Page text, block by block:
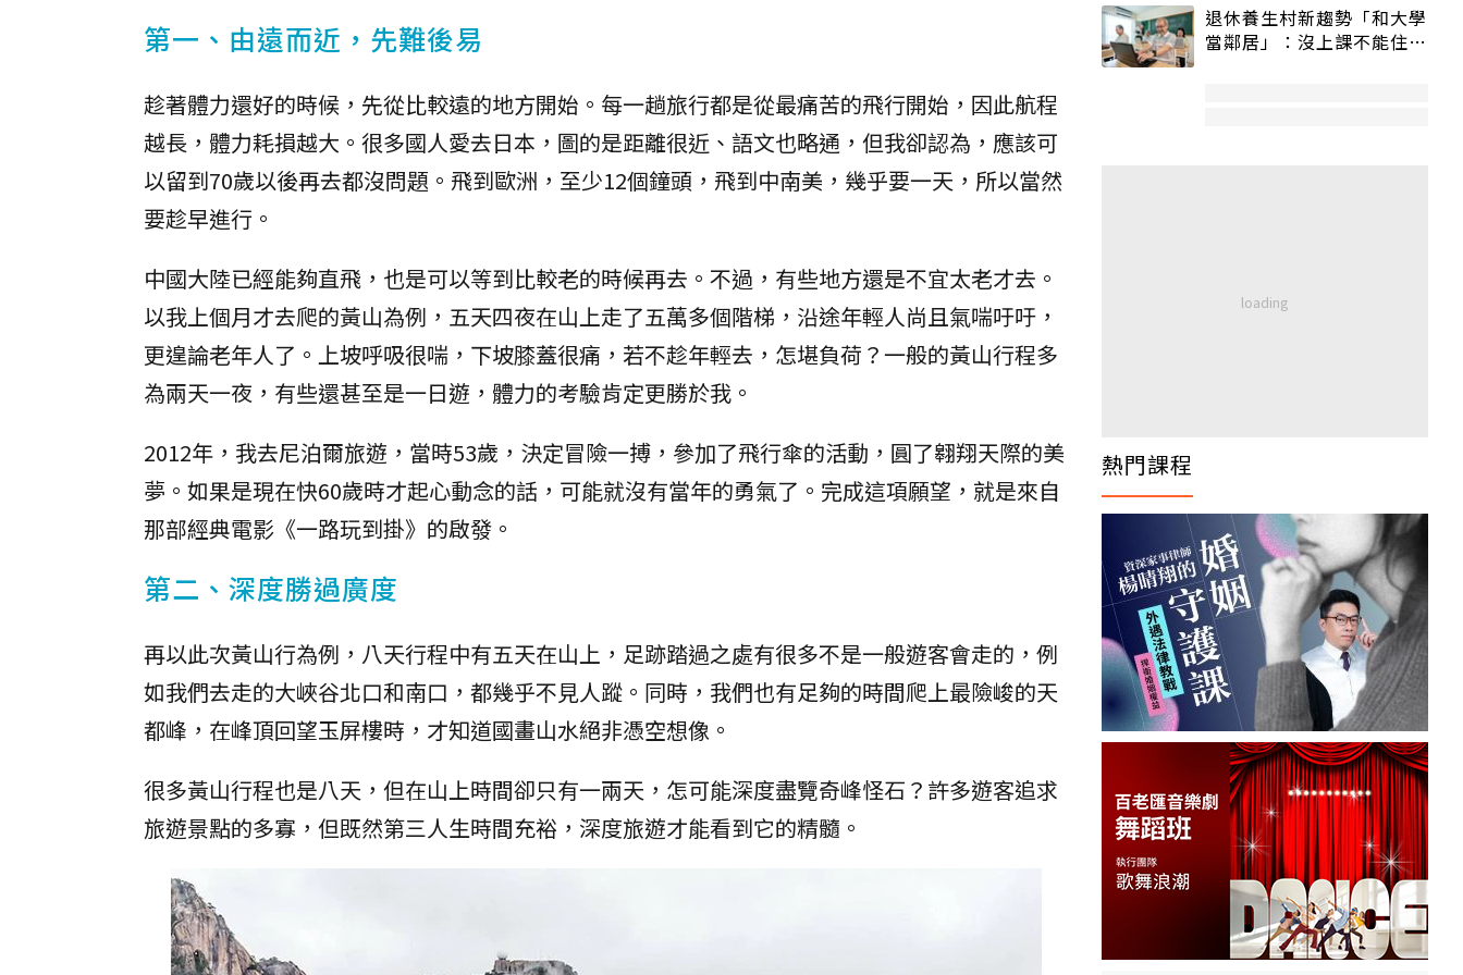
第一、由遠而近，先難後易
趁著體力還好的時候，先從比較遠的地方開始。每一趟旅行都是從最痛苦的飛行開始，因此航程
越長，體力耗損越大。很多國人愛去日本，圖的是距離很近、語文也略通，但我卻認為，應該可
以留到70歲以後再去都沒問題。飛到歐洲，至少12個鐘頭，飛到中南美，幾乎要一天，所以當然
要趁早進行。
中國大陸已經能夠直飛，也是可以等到比較老的時候再去。不過，有些地方還是不宜太老才去。
以我上個月才去爬的黃山為例，五天四夜在山上走了五萬多個階梯，沿途年輕人尚且氣喘吁吁，
更遑論老年人了。上坡呼吸很喘，下坡膝蓋很痛，若不趁年輕去，怎堪負荷？一般的黃山行程多
為兩天一夜，有些還甚至是一日遊，體力的考驗肯定更勝於我。
2012年，我去尼泊爾旅遊，當時53歲，決定冒險一搏，參加了飛行傘的活動，圓了翱翔天際的美
夢。如果是現在快60歲時才起心動念的話，可能就沒有當年的勇氣了。完成這項願望，就是來自
那部經典電影《一路玩到掛》的啟發。
第二、深度勝過廣度
再以此次黃山行為例，八天行程中有五天在山上，足跡踏過之處有很多不是一般遊客會走的，例
如我們去走的大峽谷北口和南口，都幾乎不見人蹤。同時，我們也有足夠的時間爬上最險峻的天
都峰，在峰頂回望玉屏樓時，才知道國畫山水絕非憑空想像。
很多黃山行程也是八天，但在山上時間卻只有一兩天，怎可能深度盡覽奇峰怪石？許多遊客追求
旅遊景點的多寡，但既然第三人生時間充裕，深度旅遊才能看到它的精髓。
退休養生村新趨勢「和大學
當鄰居」：沒上課不能住、
熱門課程